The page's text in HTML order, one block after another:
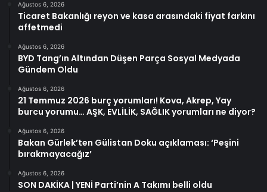
Ağustos 6, 2026
Ticaret Bakanlığı reyon ve kasa arasındaki fiyat farkını
affetmedi
Ağustos 6, 2026
BYD Tang’ın Altından Düşen Parça Sosyal Medyada
Gündem Oldu
Ağustos 6, 2026
21 Temmuz 2026 burç yorumları! Kova, Akrep, Yay
burcu yorumu… AŞK, EVLİLİK, SAĞLIK yorumları ne diyor?
Ağustos 6, 2026
Bakan Gürlek’ten Gülistan Doku açıklaması: ‘Peşini
bırakmayacağız’
Ağustos 6, 2026
SON DAKİKA | YENİ Parti’nin A Takımı belli oldu